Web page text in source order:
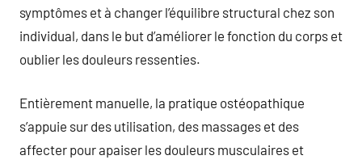
symptômes et à changer l’équilibre structural chez son
individual, dans le but d’améliorer le fonction du corps et
oublier les douleurs ressenties.
Entièrement manuelle, la pratique ostéopathique
s’appuie sur des utilisation, des massages et des
affecter pour apaiser les douleurs musculaires et